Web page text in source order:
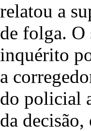
relatou a
de folga. O
inquérito
a
do policial
da